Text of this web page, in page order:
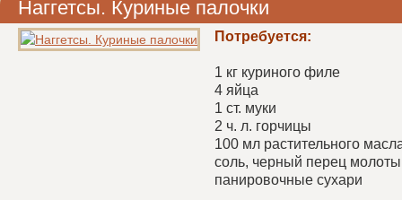
Наггетсы. Куриные палочки
Потребуется:
1 кг куриного филе
4 яйца
1 ст. муки
2 ч. л. горчицы
100 мл растительного
соль, черный перец
панировочные сухари